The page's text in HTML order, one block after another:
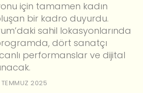
için tamamen kadın
bir kadro duyurdu.
sahil lokasyonlarında
dört sanatçı
performanslar ve dijital
2025